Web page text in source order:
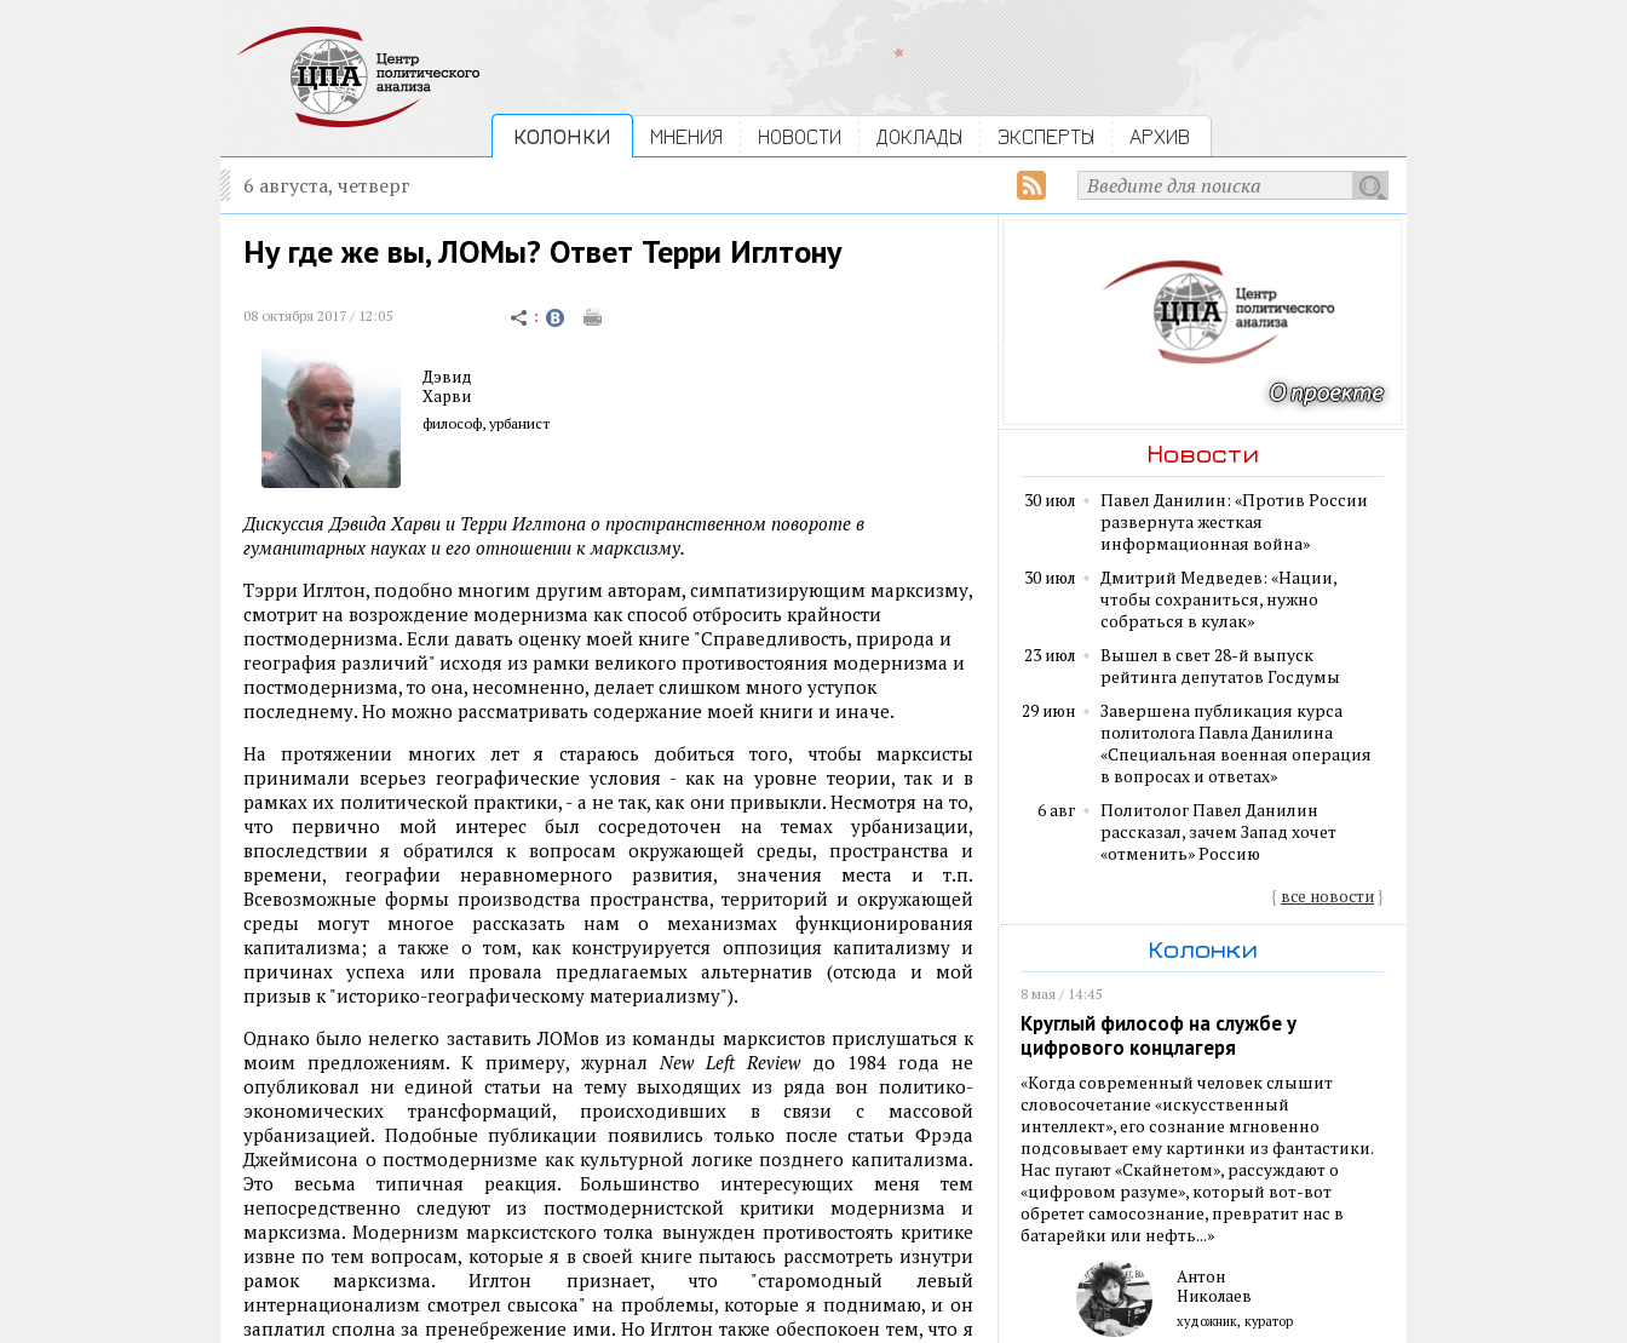
КОЛОНКИ МНЕНИЯ НОВОСТИ ДОКЛАДЫ ЭКСПЕРТЫ АРХИВ
6 августа, четверг
Ну где же вы, ЛОМы? Ответ Терри Иглтону
08 октября 2017 / 12:05
Дэвид
Харви
философ, урбанист
Дискуссия Дэвида Харви и Терри Иглтона о пространственном повороте в
гуманитарных науках и его отношении к марксизму.
Тэрри Иглтон, подобно многим другим авторам, симпатизирующим марксизму,
смотрит на возрождение модернизма как способ отбросить крайности
постмодернизма. Если давать оценку моей книге "Справедливость, природа и
география различий" исходя из рамки великого противостояния модернизма и
постмодернизма, то она, несомненно, делает слишком много уступок
последнему. Но можно рассматривать содержание моей книги и иначе.
На протяжении многих лет я стараюсь добиться того, чтобы марксисты
принимали всерьез географические условия - как на уровне теории, так и в
рамках их политической практики, - а не так, как они привыкли. Несмотря на то,
что первично мой интерес был сосредоточен на темах урбанизации,
впоследствии я обратился к вопросам окружающей среды, пространства и
времени, географии неравномерного развития, значения места и т.п.
Всевозможные формы производства пространства, территорий и окружающей
среды могут многое рассказать нам о механизмах функционирования
капитализма; а также о том, как конструируется оппозиция капитализму и
причинах успеха или провала предлагаемых альтернатив (отсюда и мой
призыв к "историко-географическому материализму").
Однако было нелегко заставить ЛОМов из команды марксистов прислушаться к
моим предложениям. К примеру, журнал New Left Review до 1984 года не
опубликовал ни единой статьи на тему выходящих из ряда вон политико-
экономических трансформаций, происходивших в связи с массовой
урбанизацией. Подобные публикации появились только после статьи Фрэда
Джеймисона о постмодернизме как культурной логике позднего капитализма.
Это весьма типичная реакция. Большинство интересующих меня тем
непосредственно следуют из постмодернистской критики модернизма и
марксизма. Модернизм марксистского толка вынужден противостоять критике
извне по тем вопросам, которые я в своей книге пытаюсь рассмотреть изнутри
рамок марксизма. Иглтон признает, что "старомодный левый
интернационализм смотрел свысока" на проблемы, которые я поднимаю, и он
заплатил сполна за пренебрежение ими. Но Иглтон также обеспокоен тем, что я
Новости
30 июл
Павел Данилин: «Против России
развернута жесткая
информационная война»
30 июл
Дмитрий Медведев: «Нации,
чтобы сохраниться, нужно
собраться в кулак»
23 июл
Вышел в свет 28-й выпуск
рейтинга депутатов Госдумы
29 июн
Завершена публикация курса
политолога Павла Данилина
«Специальная военная операция
в вопросах и ответах»
6 авг
Политолог Павел Данилин
рассказал, зачем Запад хочет
«отменить» Россию
{ все новости}
Колонки
8 мая / 14:45
Круглый философ на службе у
цифрового концлагеря
«Когда современный человек слышит
словосочетание «искусственный
интеллект», его сознание мгновенно
подсовывает ему картинки из фантастики.
Нас пугают «Скайнетом», рассуждают о
«цифровом разуме», который вот-вот
обретет самосознание, превратит нас в
батарейки или нефть...»
Антон
Николаев
художник, куратор